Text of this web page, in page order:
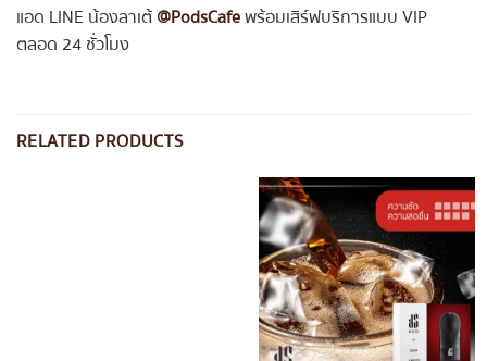
แอด LINE น้องลาเต้@PodsCafeพร้อมเสิร์ฟบริการแบบ VIP
ตลอด 24 ชั่วโมง
RELATED PRODUCTS